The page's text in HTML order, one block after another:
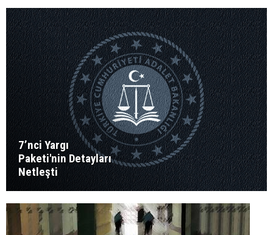
7’nci Yargı
Paketi'nin Detayları
Netleşti